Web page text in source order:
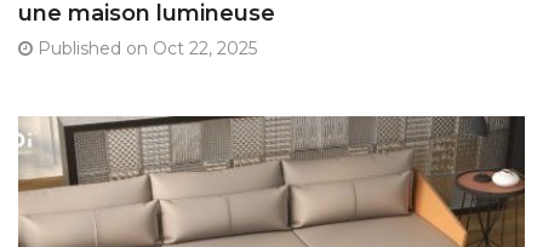
une maison lumineuse
Published on Oct 22, 2025